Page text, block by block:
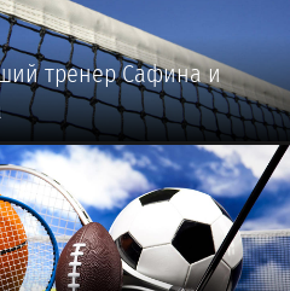
тренер Сафина и